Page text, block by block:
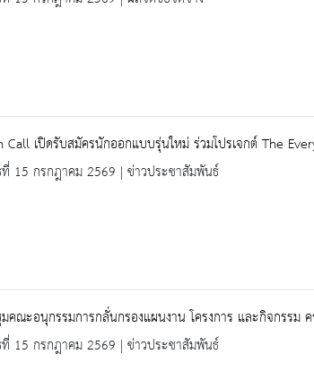
Call เปิดรับสมัครนักออกแบบรุ่นใหม่ ร่วมโปรเจกต์ The
15 กรกฎาคม 2569 | ข่าวประชาสัมพันธ์
คณะอนุกรรมการกลั่นกรองแผนงาน โครงการ และกิจกรรม
15 กรกฎาคม 2569 | ข่าวประชาสัมพันธ์